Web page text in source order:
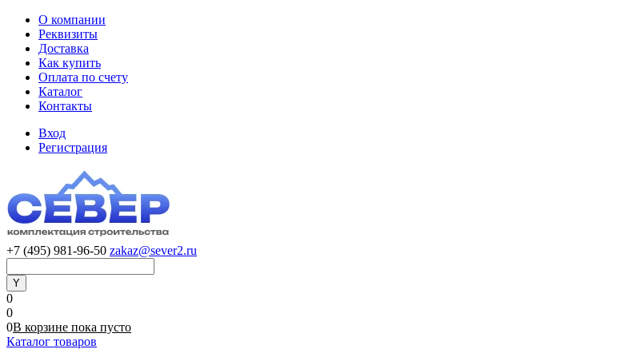
О компании
Реквизиты
Доставка
Как купить
Оплата по счету
Каталог
Контакты
Вход
Регистрация
+7 (495) 981-96-50 zakaz@sever2.ru
0
0
0В корзине пока пусто
Каталог товаров